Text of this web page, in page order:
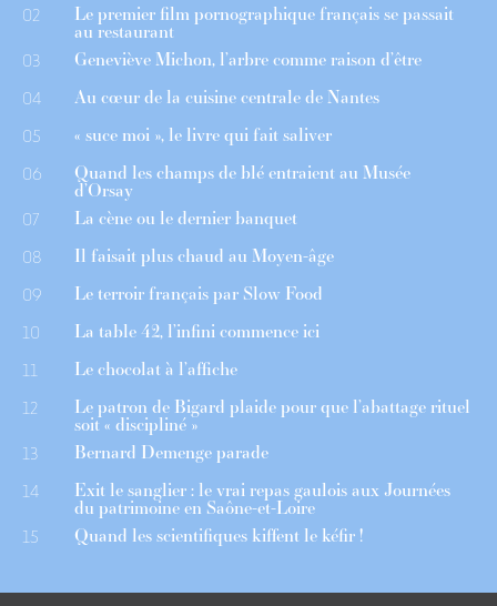
02 Le premier film pornographique français se passait
au restaurant
03 Geneviève Michon, l’arbre comme raison d’être
04 Au cœur de la cuisine centrale de Nantes
05 « suce moi », le livre qui fait saliver
06 Quand les champs de blé entraient au Musée
d’Orsay
07 La cène ou le dernier banquet
08 Il faisait plus chaud au Moyen-âge
09 Le terroir français par Slow Food
10 La table 42, l’infini commence ici
11 Le chocolat à l’affiche
12 Le patron de Bigard plaide pour que l’abattage rituel
soit « discipliné »
13 Bernard Demenge parade
14 Exit le sanglier : le vrai repas gaulois aux Journées
du patrimoine en Saône-et-Loire
15 Quand les scientifiques kiffent le kéfir !